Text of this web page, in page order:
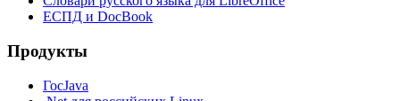
ЕСПД и DocBook
Продукты
ГосJava